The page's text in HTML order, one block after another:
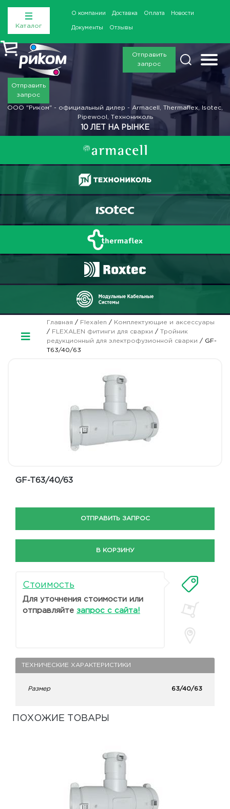
Каталог
О компании Доставка Оплата Новости
Документы Отзывы
Отправить
запрос
Отправить
запрос
ООО "Риком" - официальный дилер - Armacell, Thermaflex, Isotec,
Pipewool, Технониколь
10 ЛЕТ НА РЫНКЕ
Главная / Flexalen / Комплектующие и аксессуары
/ FLEXALEN фитинги для сварки / Тройник
редукционный для электрофузионной сварки / GF-
T63/40/63
GF-T63/40/63
ОТПРАВИТЬ ЗАПРОС
В КОРЗИНУ
Стоимость
Для уточнения стоимости или
отправляйте запрос с сайта!
ТЕХНИЧЕСКИЕ ХАРАКТЕРИСТИКИ
Размер 63/40/63
ПОХОЖИЕ ТОВАРЫ